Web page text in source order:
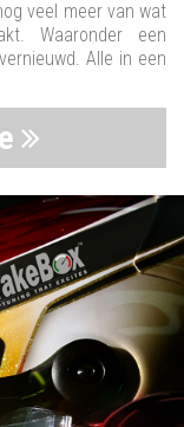
veel meer van wat
Waaronder een
Alle in een